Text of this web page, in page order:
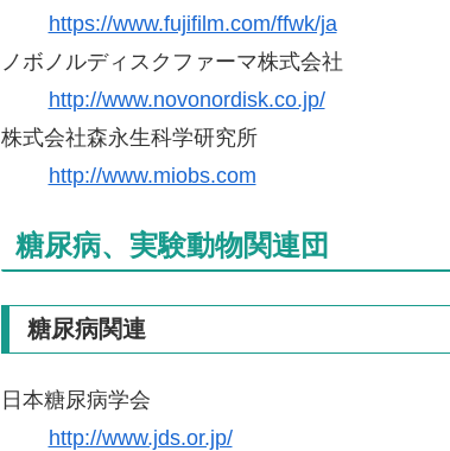
https://www.fujifilm.com/ffwk/ja
ノボノルディスクファーマ株式会社
http://www.novonordisk.co.jp/
株式会社森永生科学研究所
http://www.miobs.com
糖尿病、実験動物関連団
糖尿病関連
日本糖尿病学会
http://www.jds.or.jp/